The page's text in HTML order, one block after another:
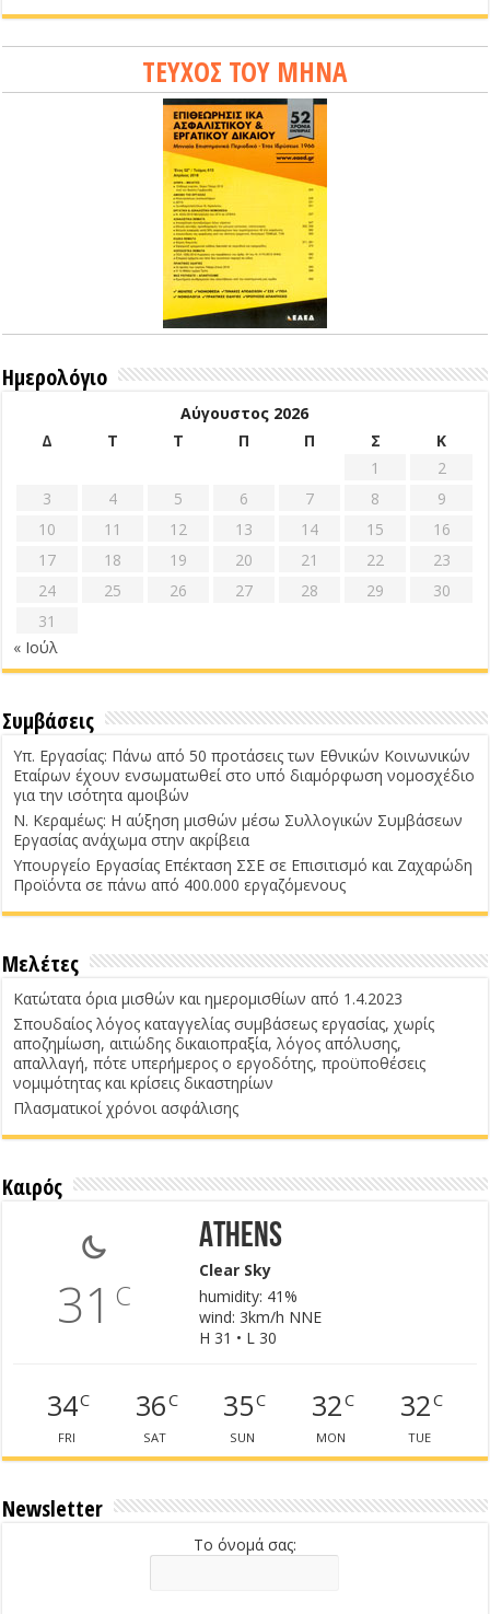
ΤΕΥΧΟΣ ΤΟΥ ΜΗΝΑ
Ημερολόγιο
Αύγουστος 2026
Δ
Τ Τ Π Π Σ
Κ
1
2
3
4 5 6 7 8
9
10
11 12 13 14 15
16
17
18 19 20 21 22
23
24
25 26 27 28 29
30
31
« Ιούλ
Συμβάσεις
Υπ. Εργασίας: Πάνω από 50 προτάσεις των Εθνικών Κοινωνικών
Εταίρων έχουν ενσωματωθεί στο υπό διαμόρφωση νομοσχέδιο
για την ισότητα αμοιβών
Ν. Κεραμέως: Η αύξηση μισθών μέσω Συλλογικών Συμβάσεων
Εργασίας ανάχωμα στην ακρίβεια
Υπουργείο Εργασίας Επέκταση ΣΣΕ σε Επισιτισμό και Ζαχαρώδη
Προϊόντα σε πάνω από 400.000 εργαζόμενους
Μελέτες
Κατώτατα όρια μισθών και ημερομισθίων από 1.4.2023
Σπουδαίος λόγος καταγγελίας συμβάσεως εργασίας, χωρίς
αποζημίωση, αιτιώδης δικαιοπραξία, λόγος απόλυσης,
απαλλαγή, πότε υπερήμερος ο εργοδότης, προϋποθέσεις
νομιμότητας και κρίσεις δικαστηρίων
Πλασματικοί χρόνοι ασφάλισης
Καιρός
31 C
Athens
Clear Sky
humidity: 41%
wind: 3km/h NNE
H 31 • L 30
34C
FRI
36C
SAT
35C
SUN
32C
MON
32C
TUE
Newsletter
Το όνομά σας: